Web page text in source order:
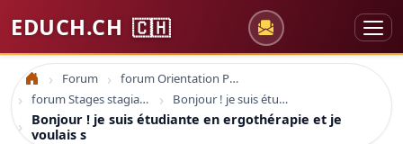
EDUCH.CH 🇨🇭
Accueil Forum
forum Orientation Professionnelle
forum Stages stagiaire emploi
Bonjour ! je suis étudiante en ergothérapie et je voulais s
Bonjour ! je suis étudiante en ergothérapie et je
voulais s